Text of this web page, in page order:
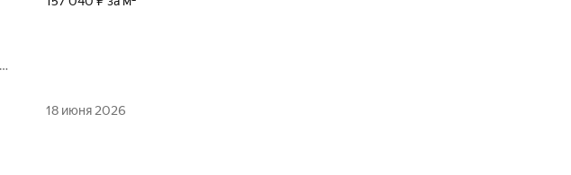
18 июня 2026